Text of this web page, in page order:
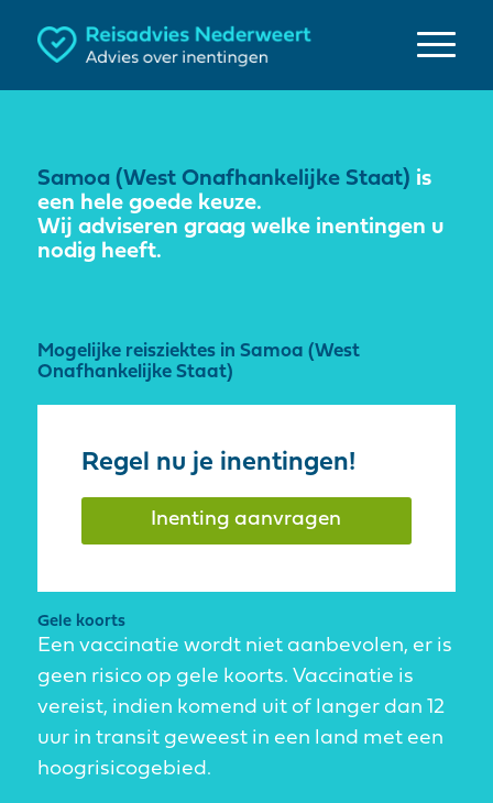
Samoa (West Onafhankelijke Staat) is
een hele goede keuze.
Wij adviseren graag welke inentingen u
nodig heeft.
Mogelijke reisziektes in Samoa (West
Onafhankelijke Staat)
Regel nu je inentingen!
Inenting aanvragen
Gele koorts
Een vaccinatie wordt niet aanbevolen, er is
geen risico op gele koorts. Vaccinatie is
vereist, indien komend uit of langer dan 12
uur in transit geweest in een land met een
hoogrisicogebied.